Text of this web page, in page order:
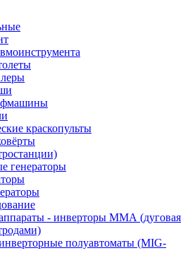
краскопульты
генераторы
- инверторы ММА (дуговая
полуавтоматы (MIG-